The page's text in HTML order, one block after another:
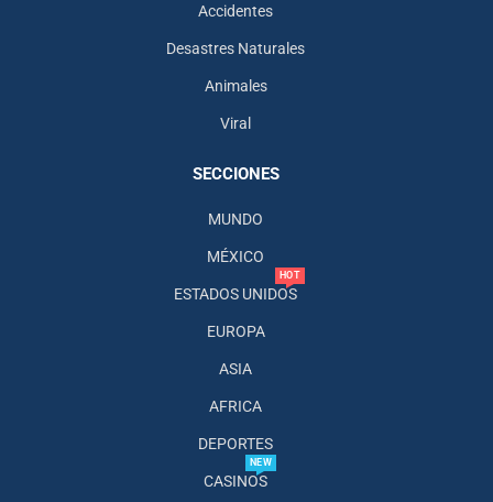
Accidentes
Desastres Naturales
Animales
Viral
SECCIONES
MUNDO
MÉXICO
ESTADOS UNIDOS
HOT
EUROPA
ASIA
AFRICA
DEPORTES
CASINOS
NEW